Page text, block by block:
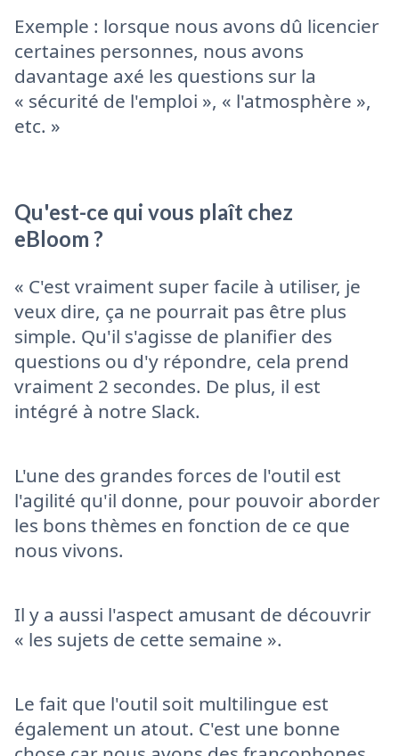
Exemple : lorsque nous avons dû licencier
certaines personnes, nous avons
davantage axé les questions sur la
« sécurité de l'emploi », « l'atmosphère »,
etc. »
Qu'est-ce qui vous plaît chez
eBloom ?
« C'est vraiment super facile à utiliser, je
veux dire, ça ne pourrait pas être plus
simple. Qu'il s'agisse de planifier des
questions ou d'y répondre, cela prend
vraiment 2 secondes. De plus, il est
intégré à notre Slack.
L'une des grandes forces de l'outil est
l'agilité qu'il donne, pour pouvoir aborder
les bons thèmes en fonction de ce que
nous vivons.
Il y a aussi l'aspect amusant de découvrir
« les sujets de cette semaine ».
Le fait que l'outil soit multilingue est
également un atout. C'est une bonne